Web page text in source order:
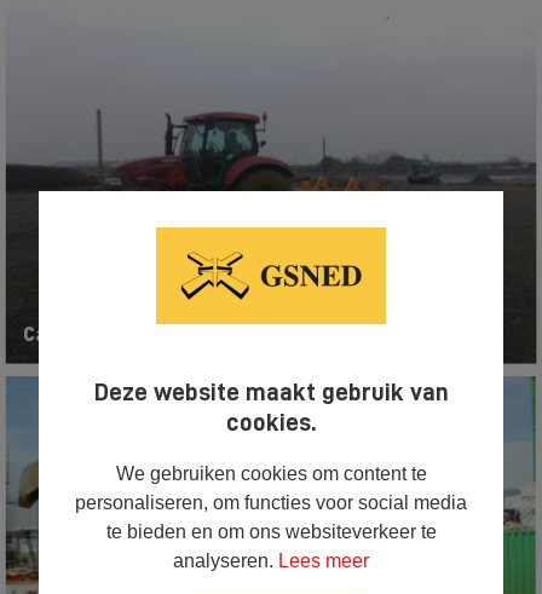
Deze website maakt gebruik van
cookies.
We gebruiken cookies om content te
personaliseren, om functies voor social media
te bieden en om ons websiteverkeer te
analyseren. Lees meer
Case Puma 155 met kilver